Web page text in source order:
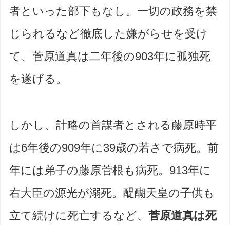
者といった部下もなし。一切の政務を禁
じられるなど徹底した嫌がらせを受け
て、菅原道真は二年後の903年に孤独死
を遂げる。
しかし、計略の首謀者とされる藤原時平
は6年後の909年に39歳の若さで病死。前
年には弟子の藤原菅根も病死。913年に
右大臣の源光が溺死。醍醐天皇の子供も
立て続けに死亡するなど、菅原道真は死